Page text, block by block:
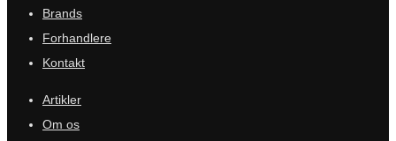
Brands
Forhandlere
Kontakt
Artikler
Om os